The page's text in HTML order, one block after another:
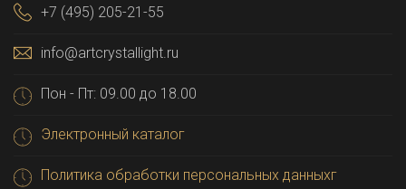
+7 (495) 205-21-55
info@artcrystallight.ru
Пон - Пт: 09.00 до 18.00
Электронный каталог
Политика обработки персональных данныхг